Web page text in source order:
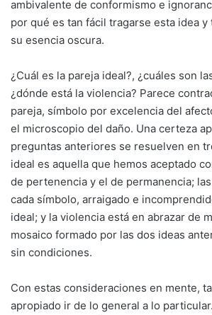
ambivalente de conformismo e
por qué es tan fácil tragarse esta idea
su esencia oscura.
¿Cuál es la pareja ideal?, ¿cuáles son
¿dónde está la violencia? Parece
pareja, símbolo por excelencia del
el microscopio del daño. Una certeza
preguntas anteriores se resuelven en
ideal es aquella que hemos aceptado
de pertenencia y el de permanencia;
cada símbolo, arraigado e
ideal; y la violencia está en abrazar de
mosaico formado por las dos ideas
sin condiciones.
Con estas consideraciones en mente,
apropiado ir de lo general a lo